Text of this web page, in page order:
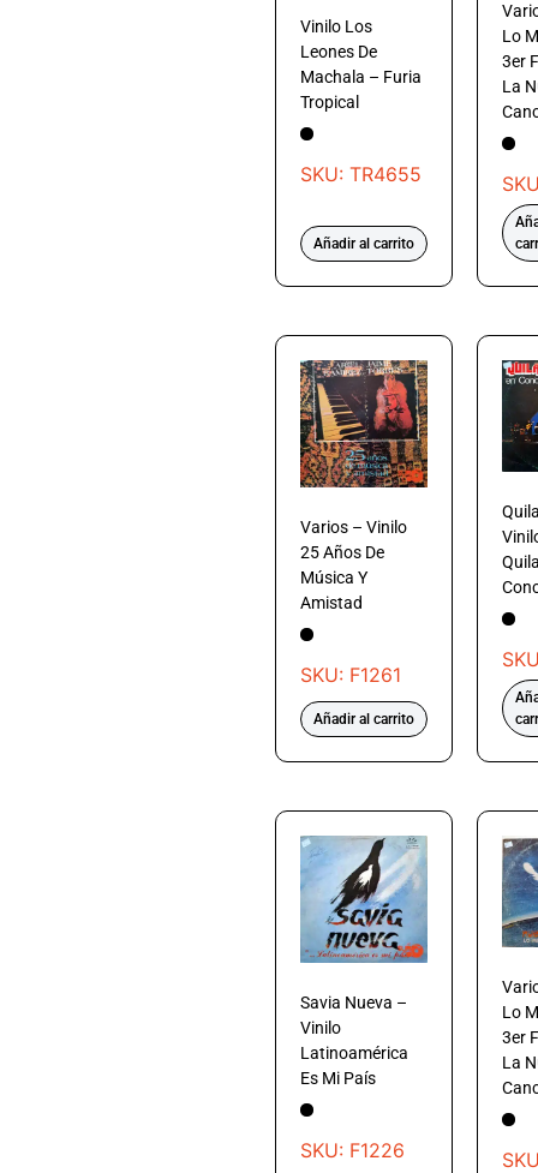
Vinilo Los
Leones De
Machala – Furia
Tropical
SKU: TR4655
Añadir al carrito
Lo
3er
La
Varios – Vinilo
25 Años De
Música Y
Amistad
SKU: F1261
Añadir al carrito
Savia Nueva –
Vinilo
Latinoamérica
Es Mi País
SKU: F1226
Lo
3er
La